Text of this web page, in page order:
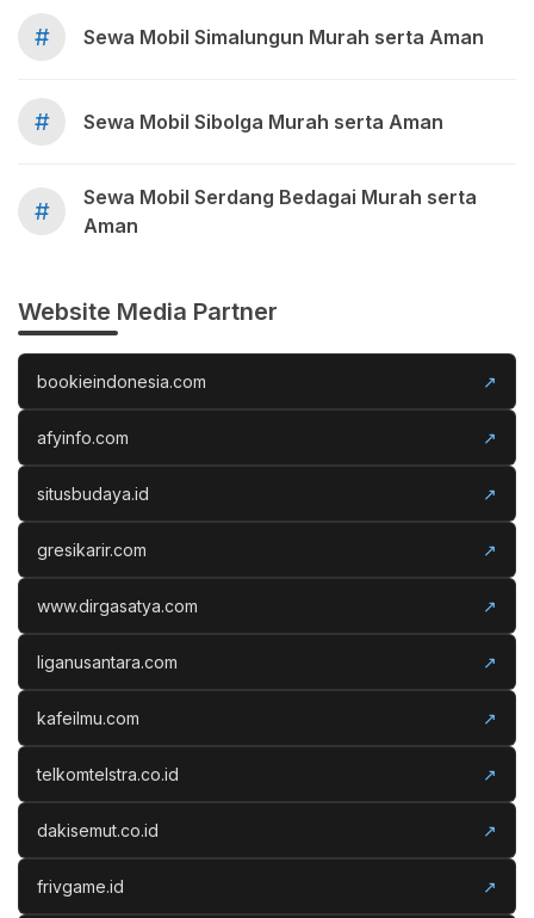
# Sewa Mobil Simalungun Murah serta Aman
# Sewa Mobil Sibolga Murah serta Aman
#
Sewa Mobil Serdang Bedagai Murah serta
Aman
Website Media Partner
bookieindonesia.com ↗
afyinfo.com ↗
situsbudaya.id ↗
gresikarir.com ↗
www.dirgasatya.com ↗
liganusantara.com ↗
kafeilmu.com ↗
telkomtelstra.co.id ↗
dakisemut.co.id ↗
frivgame.id ↗